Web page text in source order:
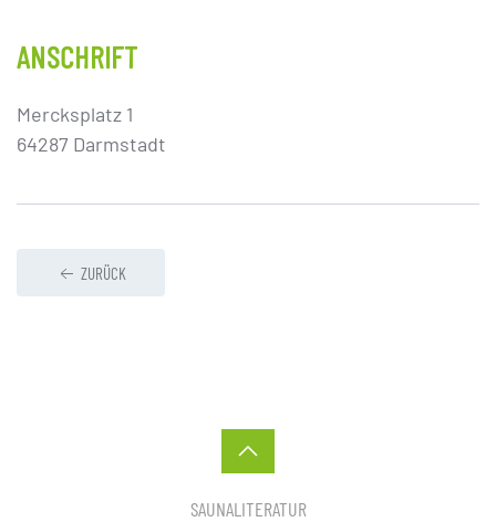
ANSCHRIFT
Mercksplatz 1
64287 Darmstadt
ZURÜCK
SAUNALITERATUR